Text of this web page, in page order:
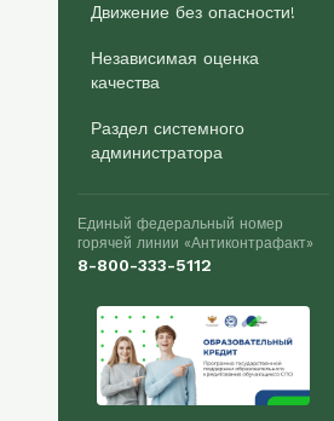
Движение без опасности!
Независимая оценка
качества
Раздел системного
администратора
Единый федеральный номер
горячей линии «Антиконтрафакт»
8-800-333-5112